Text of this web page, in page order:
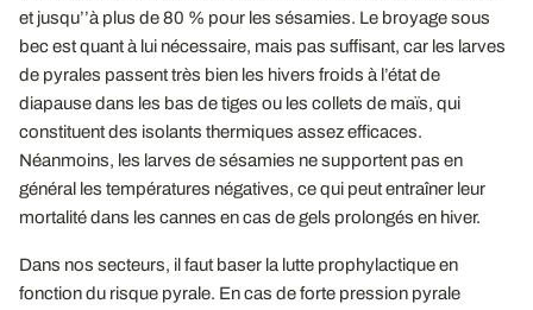
et jusqu’’à plus de 80 % pour les sésamies. Le broyage sous
bec est quant à lui nécessaire, mais pas suffisant, car les larves
de pyrales passent très bien les hivers froids à l’état de
diapause dans les bas de tiges ou les collets de maïs, qui
constituent des isolants thermiques assez efficaces.
Néanmoins, les larves de sésamies ne supportent pas en
général les températures négatives, ce qui peut entraîner leur
mortalité dans les cannes en cas de gels prolongés en hiver.
Dans nos secteurs, il faut baser la lutte prophylactique en
fonction du risque pyrale. En cas de forte pression pyrale